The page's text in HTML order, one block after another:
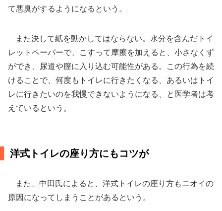
て悪臭がするようになるという。
また決して紙を動かしてはならない。水分を含んだトイ
レットペーパーで、こすって摩擦を加えると、小さなくず
ができ、尿道や膣に入り込む可能性がある。この行為を続
けることで、何度もトイレに行きたくなる、あるいはトイ
レに行きたいのを我慢できないようになる、と医学者は考
えているという。
洋式トイレの座り方にもコツが
また、中田氏によると、洋式トイレの座り方もニオイの
原因になってしまうことがあるという。